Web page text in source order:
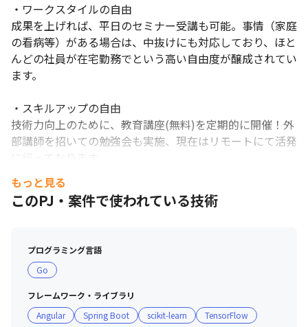
・ワークスタイルの自由
成果を上げれば、平日のセミナー受講も可能。事情（家庭
の看病等）がある場合は、中抜けにも対応しており、ほと
んどの社員が在宅勤務でという高い自由度が醸成されてい
ます。
・スキルアップの自由
技術力向上のために、教育講座(無料)を定期的に開催！外
部講師を招いての勉強会も実施、現在はリモートにて活発
に行っております。
ート
もっと見る
このPJ・案件で使われている技術
プログラミング言語
Go
フレームワーク・ライブラリ
Angular
Spring Boot scikit-learn TensorFlow